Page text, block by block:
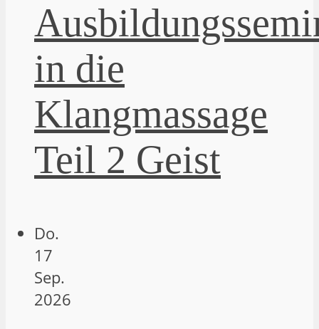
in die
Klangmassage
Teil 2 Geist
Do.
17
Sep.
2026